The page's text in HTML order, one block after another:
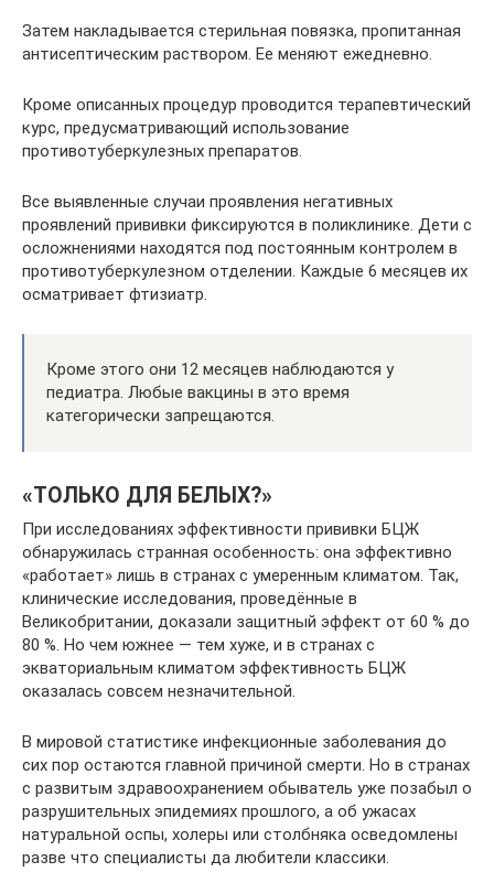
Затем накладывается стерильная повязка, пропитанная
антисептическим раствором. Ее меняют ежедневно.
Кроме описанных процедур проводится терапевтический
курс, предусматривающий использование
противотуберкулезных препаратов.
Все выявленные случаи проявления негативных
проявлений прививки фиксируются в поликлинике. Дети с
осложнениями находятся под постоянным контролем в
противотуберкулезном отделении. Каждые 6 месяцев их
осматривает фтизиатр.
Кроме этого они 12 месяцев наблюдаются у
педиатра. Любые вакцины в это время
категорически запрещаются.
«ТОЛЬКО ДЛЯ БЕЛЫХ?»
При исследованиях эффективности прививки БЦЖ
обнаружилась странная особенность: она эффективно
«работает» лишь в странах с умеренным климатом. Так,
клинические исследования, проведённые в
Великобритании, доказали защитный эффект от 60 % до
80 %. Но чем южнее — тем хуже, и в странах с
экваториальным климатом эффективность БЦЖ
оказалась совсем незначительной.
В мировой статистике инфекционные заболевания до
сих пор остаются главной причиной смерти. Но в странах
с развитым здравоохранением обыватель уже позабыл о
разрушительных эпидемиях прошлого, а об ужасах
натуральной оспы, холеры или столбняка осведомлены
разве что специалисты да любители классики.